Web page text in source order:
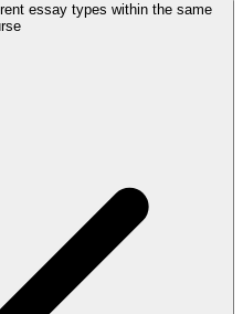
essay types within the same